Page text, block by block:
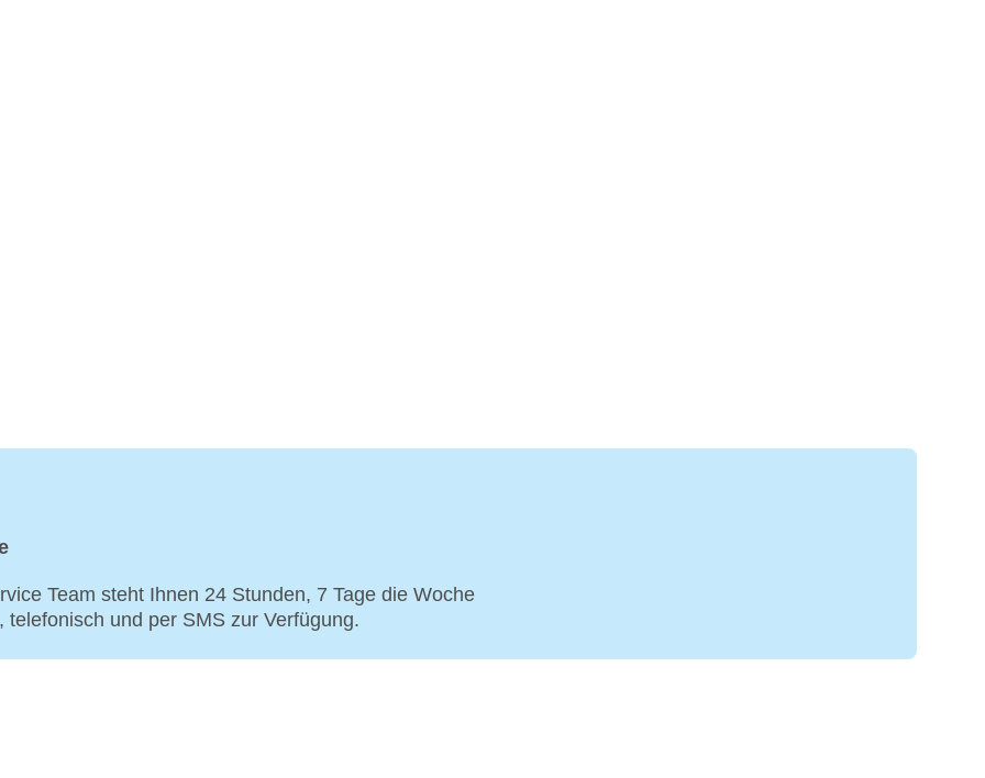
Team steht Ihnen 24 Stunden, 7 Tage die Woche
und per SMS zur Verfügung.